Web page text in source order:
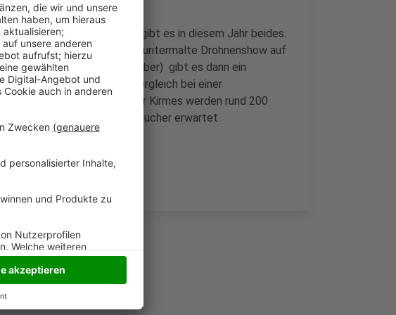
In Moers gibt es in diesem Jahr beides.
August) ist eine mit Musik untermalte Drohnenshow auf
letzten Abend (3. September) gibt es dann ein
heißt es dazu, dass der Vergleich bei einer
helfen soll. Bei der Moerser Kirmes werden rund 200
und 400tausend Besucher erwartet.